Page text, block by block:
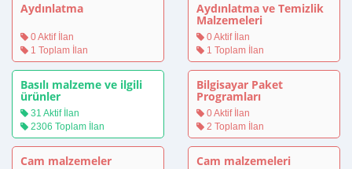
Aydınlatma
0 Aktif İlan
1 Toplam İlan
Aydınlatma ve Temizlik
Malzemeleri
0 Aktif İlan
1 Toplam İlan
Basılı malzeme ve ilgili
ürünler
31 Aktif İlan
2306 Toplam İlan
Bilgisayar Paket
Programları
0 Aktif İlan
2 Toplam İlan
Cam malzemeler Cam malzemeleri